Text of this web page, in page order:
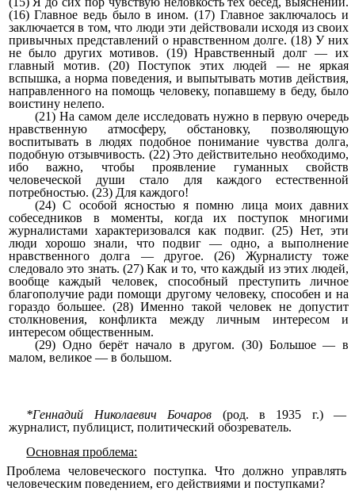
(16) Главное ведь было в ином. (17) Главное заключалось и
заключается в том, что люди эти действовали исходя из своих
привычных представлений о нравственном долге. (18) У них
не было других мотивов. (19) Нравственный долг — их
главный мотив. (20) Поступок этих людей — не яркая
вспышка, а норма поведения, и выпытывать мотив действия,
направленного на помощь человеку, попавшему в беду, было
воистину нелепо.
(21) На самом деле исследовать нужно в первую очередь
нравственную атмосферу, обстановку, позволяющую
воспитывать в людях подобное понимание чувства долга,
подобную отзывчивость. (22) Это действительно необходимо,
ибо важно, чтобы проявление гуманных свойств
человеческой души стало для каждого естественной
потребностью. (23) Для каждого!
(24) С особой ясностью я помню лица моих давних
собеседников в моменты, когда их поступок многими
журналистами характеризовался как подвиг. (25) Нет, эти
люди хорошо знали, что подвиг — одно, а выполнение
нравственного долга — другое. (26) Журналисту тоже
следовало это знать. (27) Как и то, что каждый из этих людей,
вообще каждый человек, способный преступить личное
благополучие ради помощи другому человеку, способен и на
гораздо большее. (28) Именно такой человек не допустит
столкновения, конфликта между личным интересом и
интересом общественным.
(29) Одно берёт начало в другом. (З0) Большое — в
малом, великое — в большом.
*Геннадий Николаевич Бочаров (род. в 1935 г.) —
журналист, публицист, политический обозреватель.
Основная проблема:
Проблема человеческого поступка. Что должно управлять
человеческим поведением, его действиями и поступками?